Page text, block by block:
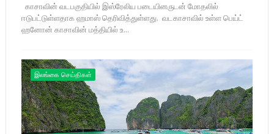
காசாவின் வடபகுதியில் இஸ்ரேலிய படையினருடன் மோதலில்
ஈடுபட்டுள்ளதாக ஹமாஸ் தெரிவித்துள்ளது. வடகாசாவில் உள்ள பெய்ட்
ஹனோன் காசாவின் மத்தியில் உ...
இலங்கை செய்திகள்